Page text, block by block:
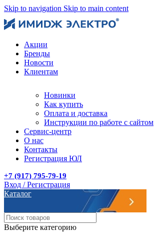
Skip to navigation Skip to main content
Акции
Бренды
Новости
Клиентам
Новинки
Как купить
Оплата и доставка
Инструкции по работе с сайтом
Сервис-центр
О нас
Контакты
Регистрация ЮЛ
+7 (917) 795-79-19
Вход / Регистрация
Каталог
Выберите категорию